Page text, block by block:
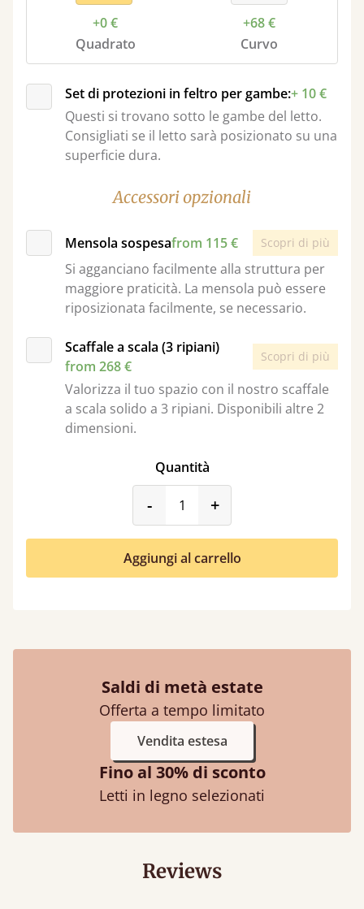
+0 €
Quadrato
+68 €
Curvo
Set di protezioni in feltro per gambe:+ 10 €
Questi si trovano sotto le gambe del letto.
Consigliati se il letto sarà posizionato su una
superficie dura.
Accessori opzionali
Mensola sospesafrom 115 € Scopri di più
Si agganciano facilmente alla struttura per
maggiore praticità. La mensola può essere
riposizionata facilmente, se necessario.
Scaffale a scala (3 ripiani)
from 268 €
Scopri di più
Valorizza il tuo spazio con il nostro scaffale
a scala solido a 3 ripiani. Disponibili altre 2
dimensioni.
Quantità
-product_form.decrease
+
Aggiungi al carrello
Saldi di metà estate
Offerta a tempo limitato
Vendita estesa
Fino al 30% di sconto
Letti in legno selezionati
Reviews